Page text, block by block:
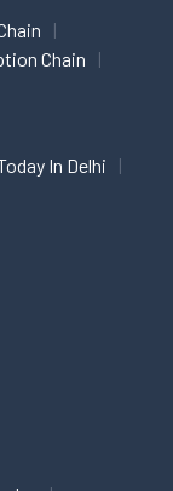
Chain
In Delhi